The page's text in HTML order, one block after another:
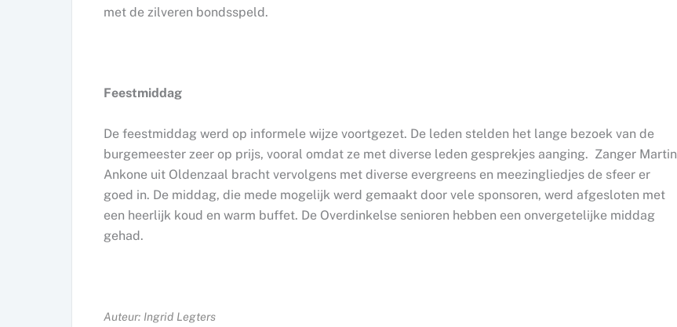
met de zilveren bondsspeld.
Feestmiddag
De feestmiddag werd op informele wijze voortgezet. De leden stelden het lange bezoek van de
burgemeester zeer op prijs, vooral omdat ze met diverse leden gesprekjes aanging. Zanger Martin
Ankone uit Oldenzaal bracht vervolgens met diverse evergreens en meezingliedjes de sfeer er
goed in. De middag, die mede mogelijk werd gemaakt door vele sponsoren, werd afgesloten met
een heerlijk koud en warm buffet. De Overdinkelse senioren hebben een onvergetelijke middag
gehad.
Auteur: Ingrid Legters